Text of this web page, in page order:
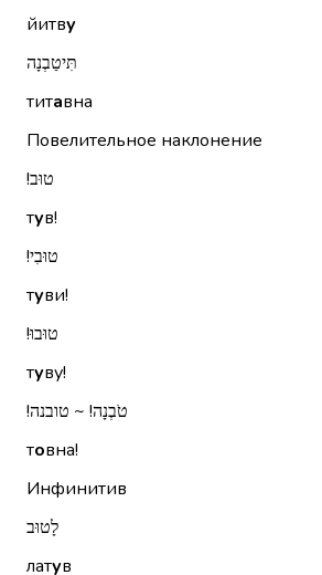
йитву
תִּיטַבְנָה
титавна
Повелительное наклонение
טוּב!‏
тув!
טוּבִי!‏
туви!
טוּבוּ!‏
туву!
טֹבְנָה!‏ ~ טובנה!‏
товна!
Инфинитив
לָטוּב
латув